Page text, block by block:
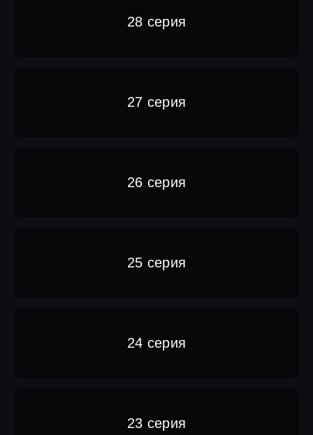
28 серия
27 серия
26 серия
25 серия
24 серия
23 серия